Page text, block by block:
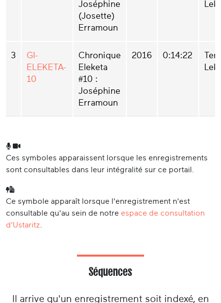
Joséphine
(Josette)
Erramoun
3
GI-
ELEKETA-
10
Chronique
Eleketa
#10 :
Joséphine
Erramoun
2016 0:14:22
Ces symboles apparaissent lorsque les enregistrements
sont consultables dans leur intégralité sur ce portail.
Ce symbole apparaît lorsque l'enregistrement n'est
consultable qu'au sein de notre espace de consultation
d'Ustaritz
Séquences
Il arrive qu'un enregistrement soit indexé, en